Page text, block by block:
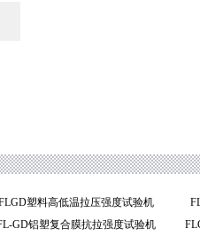
塑料高低温拉压强度试验机
GD铝塑复合膜抗拉强度试验机